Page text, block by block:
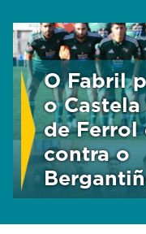
O Fabril
o
de Ferrol
contra o